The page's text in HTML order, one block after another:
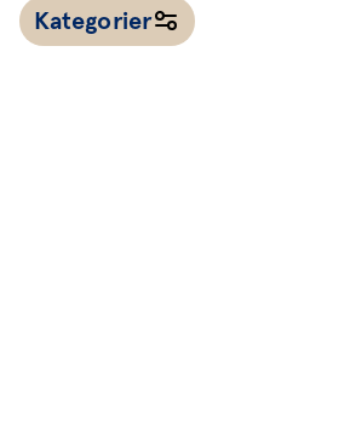
Kategorier